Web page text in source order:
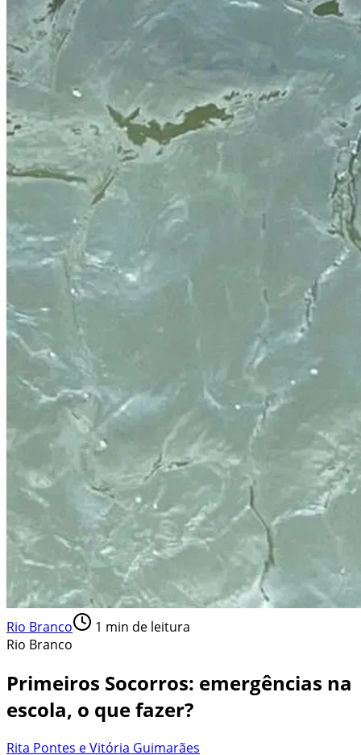
Rio Branco 1 min de leitura
Rio Branco
Primeiros Socorros: emergências na
escola, o que fazer?
Rita Pontes e Vitória Guimarães